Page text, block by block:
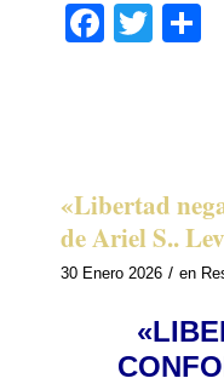
«Libertad
de Ariel S..
30 Enero 2026 / en